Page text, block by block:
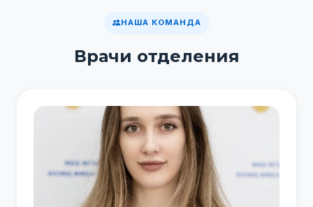
НАША КОМАНДА
Врачи отделения